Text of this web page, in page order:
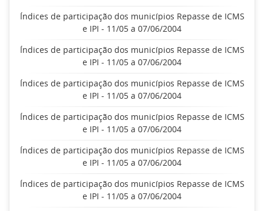
Índices de participação dos municípios Repasse de ICMS
e IPI - 11/05 a 07/06/2004
Índices de participação dos municípios Repasse de ICMS
e IPI - 11/05 a 07/06/2004
Índices de participação dos municípios Repasse de ICMS
e IPI - 11/05 a 07/06/2004
Índices de participação dos municípios Repasse de ICMS
e IPI - 11/05 a 07/06/2004
Índices de participação dos municípios Repasse de ICMS
e IPI - 11/05 a 07/06/2004
Índices de participação dos municípios Repasse de ICMS
e IPI - 11/05 a 07/06/2004